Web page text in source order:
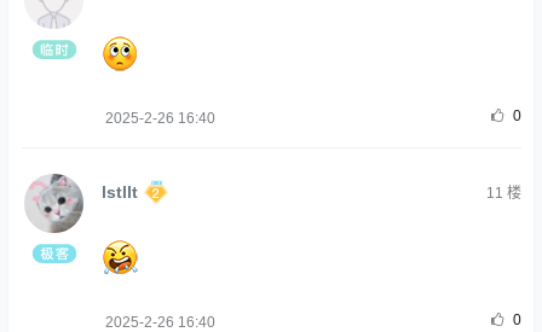
2025-2-26 16:40 0
lstllt 11 楼
2025-2-26 16:40 0